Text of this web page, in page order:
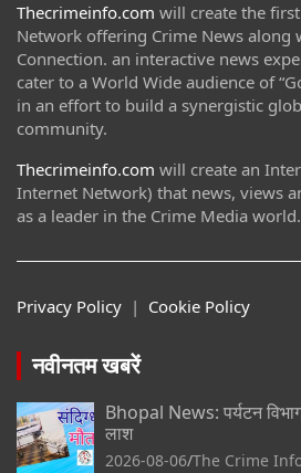
Thecrimeinfo.com will create the
Network offering Crime News along
Connection. an interactive news
cater to a World Wide audience of
in an effort to build a synergistic
community.
Thecrimeinfo.com will create an
Internet Network) that news, views
as a leader in the Crime Media world.
Privacy Policy | Cookie Policy
नवीनतम खबरें
Bhopal News: पर्यटन
लाश
2026-08-06 The Crime